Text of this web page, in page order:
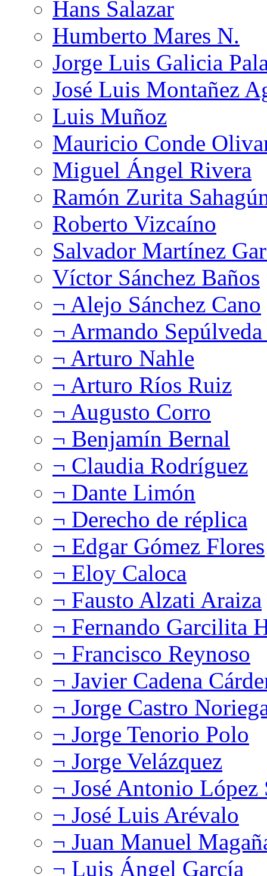
Hans Salazar
Humberto Mares N.
Jorge Luis Galicia
José Luis Montañez
Luis Muñoz
Mauricio Conde
Miguel Ángel Rivera
Ramón Zurita
Roberto Vizcaíno
Salvador Martínez
Víctor Sánchez Baños
¬ Alejo Sánchez Cano
¬ Armando
¬ Arturo Nahle
¬ Arturo Ríos Ruiz
¬ Augusto Corro
¬ Benjamín Bernal
¬ Claudia Rodríguez
¬ Dante Limón
¬ Derecho de réplica
¬ Edgar Gómez Flores
¬ Eloy Caloca
¬ Fausto Alzati Araiza
¬ Fernando Garcilita
¬ Francisco Reynoso
¬ Javier Cadena
¬ Jorge Castro
¬ Jorge Tenorio Polo
¬ Jorge Velázquez
¬ José Antonio López
¬ José Luis Arévalo
¬ Juan Manuel
¬ Luis Ángel García